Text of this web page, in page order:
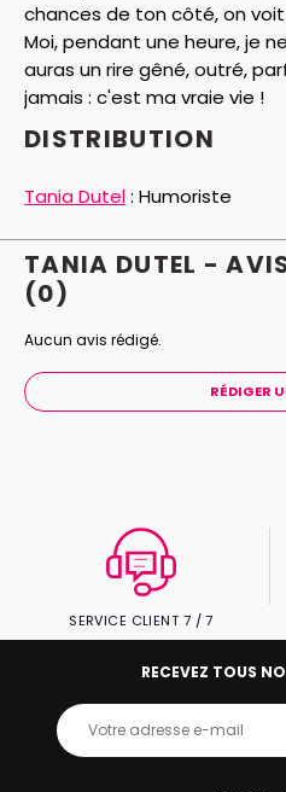
chances de ton côté, on
Moi, pendant une heure, je
auras un rire gêné, outré,
jamais : c'est ma vraie vie !
DISTRIBUTION
Tania Dutel: Humoriste
TANIA DUTEL -
(0)
Aucun avis rédigé.
RÉDIGER
SERVICE CLIENT 7 / 7
RECEVEZ TOUS